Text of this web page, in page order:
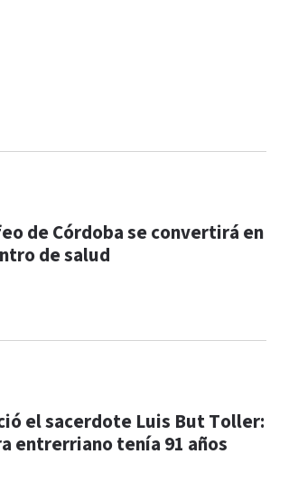
de Córdoba se convertirá en
de salud
el sacerdote Luis But Toller:
entrerriano tenía 91 años